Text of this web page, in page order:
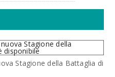
Stagione della Battaglia di